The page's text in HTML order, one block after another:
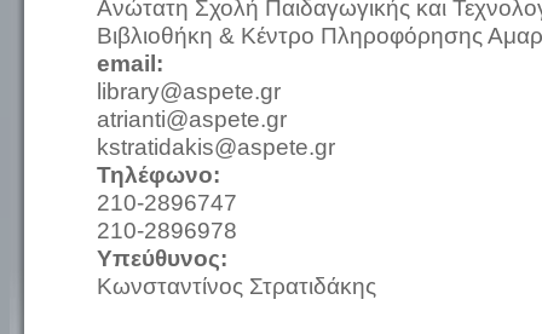
Ανώτατη Σχολή Παιδαγωγικής και
Βιβλιοθήκη & Κέντρο Πληροφόρησης
email:
library@aspete.gr
atrianti@aspete.gr
kstratidakis@aspete.gr
Τηλέφωνο:
210-2896747
210-2896978
Υπεύθυνος:
Κωνσταντίνος Στρατιδάκης